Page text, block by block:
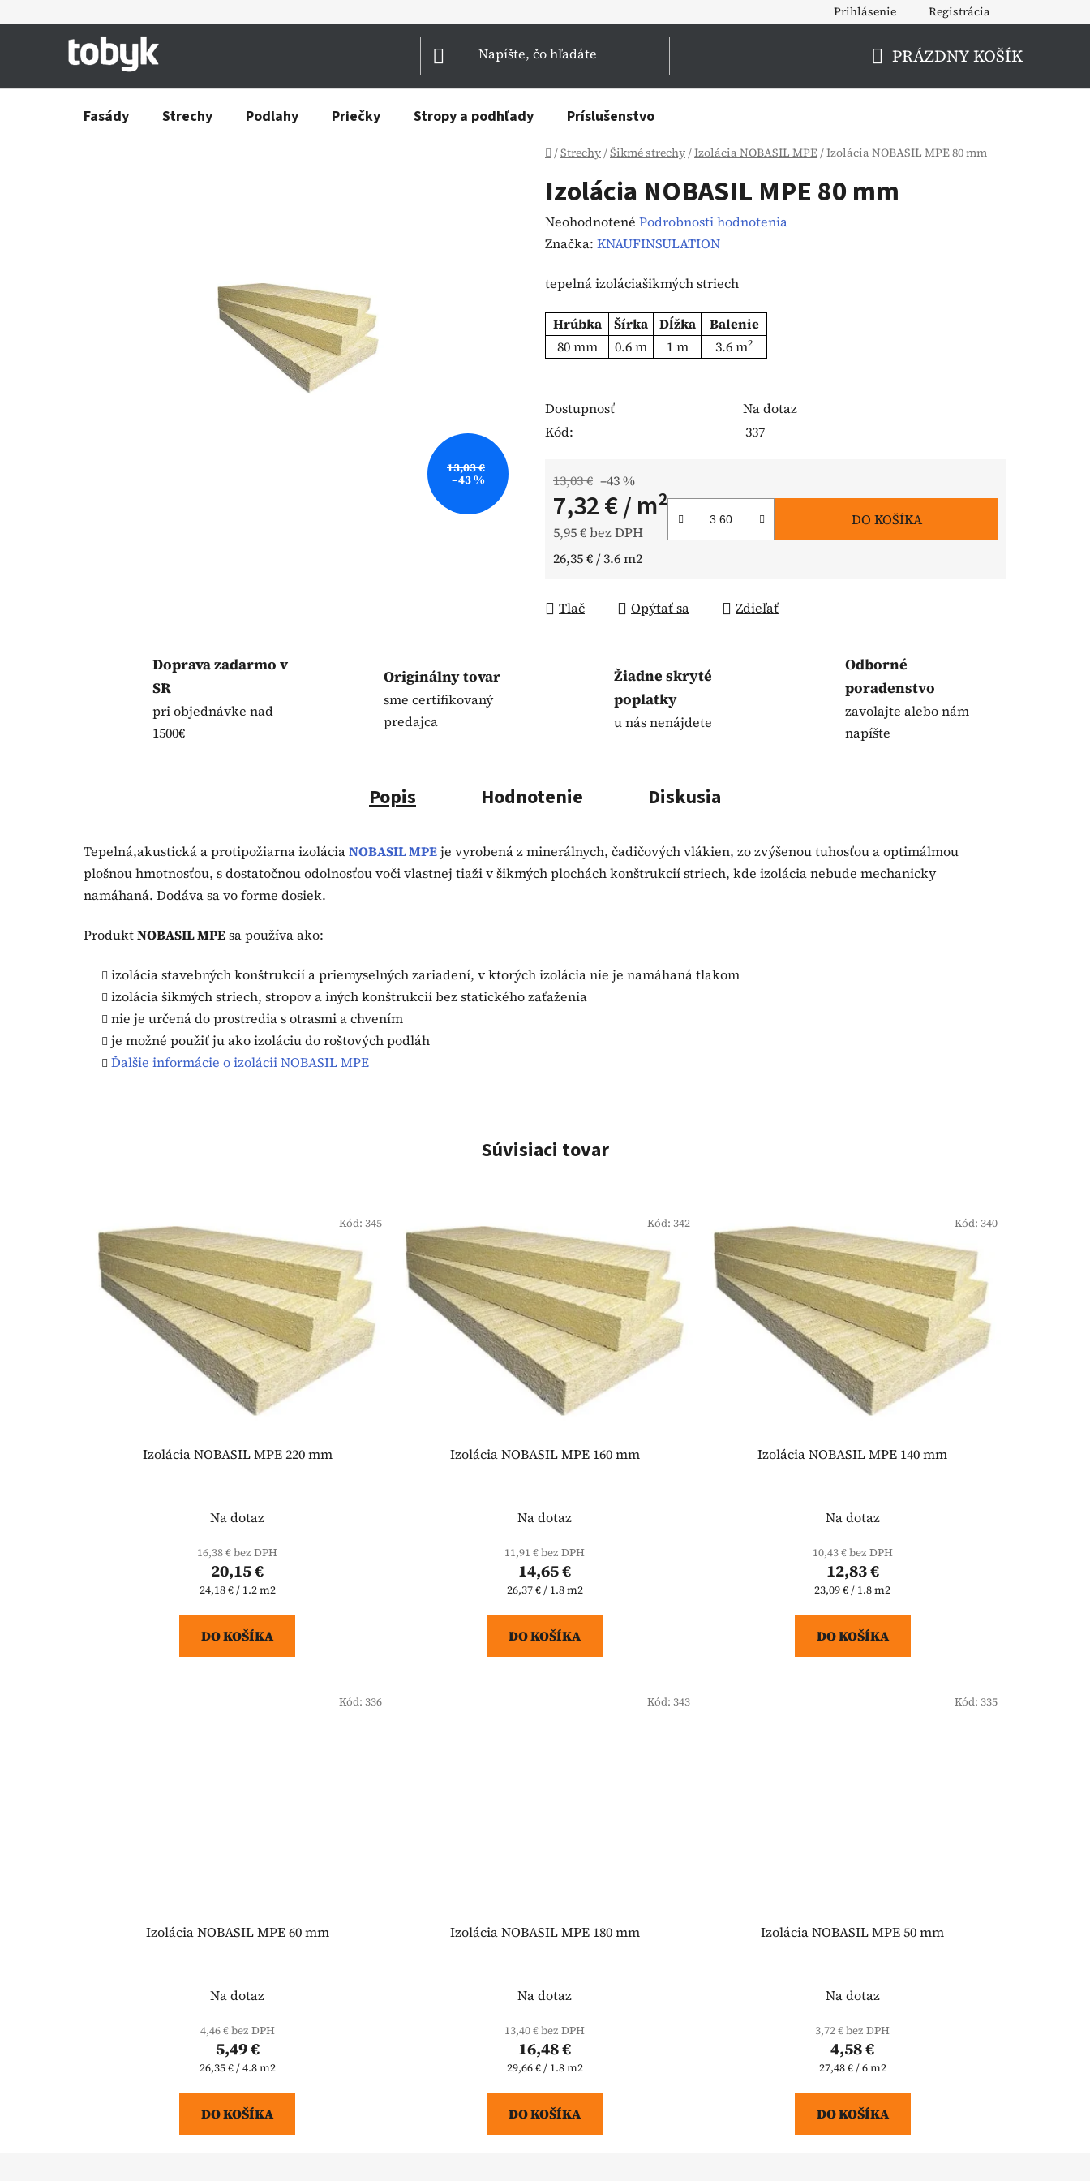
na
Prihlásenie Registrácia
PRÁZDNY KOŠÍK
Fasády Strechy Podlahy Priečky Stropy a podhľady Príslušenstvo
Domov
/Strechy/Šikmé strechy/Izolácia NOBASIL MPE/Izolácia NOBASIL MPE 80 mm
Izolácia NOBASIL MPE 80 mm
Priemerné
hodnotenie
je
0,0
Neohodnotené Podrobnosti hodnotenia
Značka: KNAUFINSULATION
tepelná izoláciašikmých striech
Hrúbka Šírka Dĺžka
Balenie
80 mm
0.6 m 1 m 3.6 m2
Dostupnosť
Na dotaz
Kód:
337
13,03 € –43 %
7,32 €/ m²
5,95 € bez DPH
Jednotková cena:
26,35 € / 3.6 m2
DO KOŠÍKA
Tlač Opýtať sa Zdieľať
13,03 €
–43 %
Doprava zadarmo v
SR
pri objednávke nad
1500€
Originálny tovar
sme certifikovaný
predajca
Žiadne skryté
poplatky
u nás nenájdete
Odborné
poradenstvo
zavolajte alebo nám
napíšte
Popis Hodnotenie Diskusia
Tepelná,akustická a protipožiarna izoláciaNOBASIL MPEje vyrobená z minerálnych, čadičových vlákien, zo zvýšenou tuhosťou a optimálmou
plošnou hmotnosťou, s dostatočnou odolnosťou voči vlastnej tiaži v šikmých plochách konštrukcií striech, kde izolácia nebude mechanicky
namáhaná. Dodáva sa vo forme dosiek.
ProduktNOBASIL MPEsa používa ako:
izolácia stavebných konštrukcií a priemyselných zariadení, v ktorých izolácia nie je namáhaná tlakom
izolácia šikmých striech, stropov a iných konštrukcií bez statického zaťaženia
nie je určená do prostredia s otrasmi a chvením
je možné použiť ju ako izoláciu do roštových podláh
Ďalšie informácie o izolácii NOBASIL MPE
Súvisiaci tovar
Izolácia NOBASIL MPE 220 mm
Na dotaz
16,38 € bez DPH
20,15 €
Jednotková
24,18 € / 1.2 m2
DO KOŠÍKA
Kód:345
Izolácia NOBASIL MPE 160 mm
Na dotaz
11,91 € bez DPH
14,65 €
Jednotková
26,37 € / 1.8 m2
DO KOŠÍKA
Kód: 342
Izolácia NOBASIL MPE 140 mm
Na dotaz
10,43 € bez DPH
12,83 €
Jednotková
23,09 € / 1.8 m2
DO KOŠÍKA
Kód: 340
Izolácia NOBASIL MPE 60 mm
Na dotaz
4,46 € bez DPH
5,49 €
Jednotková
26,35 € / 4.8 m2
DO KOŠÍKA
Kód:336
Izolácia NOBASIL MPE 180 mm
Na dotaz
13,40 € bez DPH
16,48 €
Jednotková
29,66 € / 1.8 m2
DO KOŠÍKA
Kód: 343
Izolácia NOBASIL MPE 50 mm
Na dotaz
3,72 € bez DPH
4,58 €
Jednotková
27,48 € / 6 m2
DO KOŠÍKA
Kód: 335